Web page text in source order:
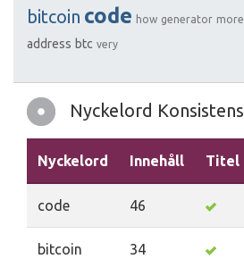
bitcoin code how generator more
address btc very
Nyckelord Konsistens
Nyckelord Innehåll Titel
code 46
bitcoin 34